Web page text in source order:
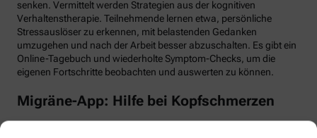
senken. Vermittelt werden Strategien aus der kognitiven
Verhaltenstherapie. Teilnehmende lernen etwa, persönliche
Stressauslöser zu erkennen, mit belastenden Gedanken
umzugehen und nach der Arbeit besser abzuschalten. Es gibt ein
Online-Tagebuch und wiederholte Symptom-Checks, um die
eigenen Fortschritte beobachten und auswerten zu können.
Migräne-App: Hilfe bei Kopfschmerzen